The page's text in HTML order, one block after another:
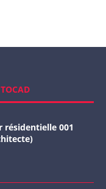
résidentielle 001